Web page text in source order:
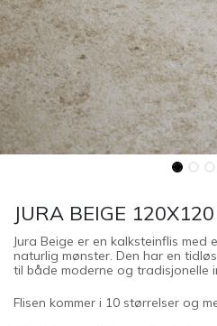
JURA BEIGE
Jura Beige er en kalksteinflis med
naturlig mønster. Den har en
til både moderne og tradisjonelle
Flisen kommer i 10 størrelser og